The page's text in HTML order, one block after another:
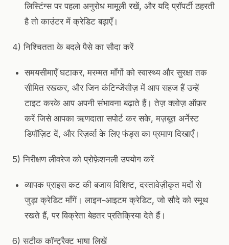
लिस्टिंग्स पर पहला अनुरोध मामूली रखें, और यदि प्रॉपर्टी ठहरती
है तो काउंटर में क्रेडिट बढ़ाएँ।
4) निश्चितता के बदले पैसे का सौदा करें
समयसीमाएँ घटाकर, मरम्मत माँगों को स्वास्थ्य और सुरक्षा तक
सीमित रखकर, और जिन कंटिन्जेंसीज़ में आप सहज हैं उन्हें
टाइट करके आप अपनी संभावना बढ़ाते हैं। तेज़ क्लोज़ ऑफ़र
करें जिसे आपका ऋणदाता सपोर्ट कर सके, मज़बूत अर्नेस्ट
डिपॉज़िट दें, और रिज़र्व्स के लिए फंड्स का प्रमाण दिखाएँ।
5) निरीक्षण लीवरेज को प्रोफ़ेशनली उपयोग करें
व्यापक प्राइस कट की बजाय विशिष्ट, दस्तावेज़ीकृत मदों से
जुड़ा क्रेडिट माँगें। लाइन-आइटम क्रेडिट, जो सौदे को स्मूथ
रखते हैं, पर विक्रेता बेहतर प्रतिक्रिया देते हैं।
6) सटीक कॉन्ट्रैक्ट भाषा लिखें